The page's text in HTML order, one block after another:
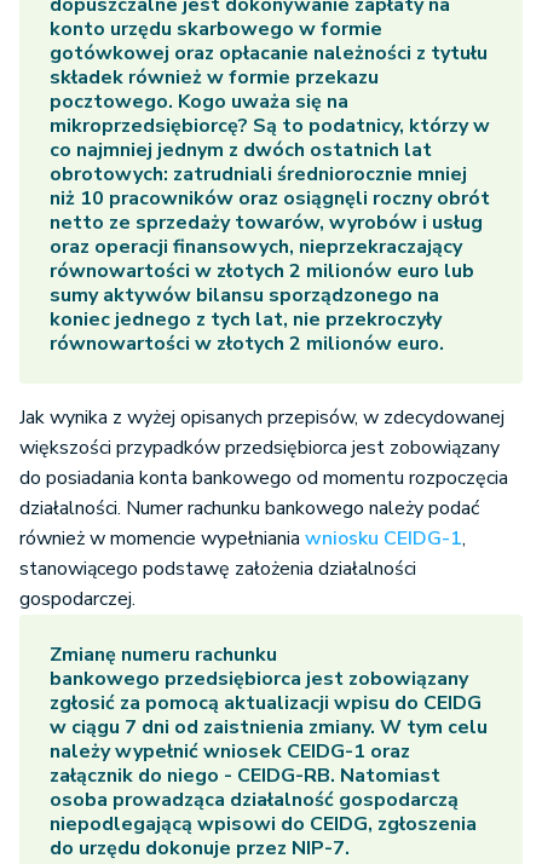
konto urzędu skarbowego w formie
gotówkowej oraz opłacanie należności z tytułu
składek również w formie przekazu
pocztowego. Kogo uważa się na
mikroprzedsiębiorcę? Są to podatnicy, którzy w
co najmniej jednym z dwóch ostatnich lat
obrotowych: zatrudniali średniorocznie mniej
niż 10 pracowników oraz osiągnęli roczny obrót
netto ze sprzedaży towarów, wyrobów i usług
oraz operacji finansowych, nieprzekraczający
równowartości w złotych 2 milionów euro lub
sumy aktywów bilansu sporządzonego na
koniec jednego z tych lat, nie przekroczyły
równowartości w złotych 2 milionów euro.
Jak wynika z wyżej opisanych przepisów, w zdecydowanej
większości przypadków przedsiębiorca jest zobowiązany
do posiadania konta bankowego od momentu rozpoczęcia
działalności. Numer rachunku bankowego należy podać
również w momencie wypełniania wniosku CEIDG-1,
stanowiącego podstawę założenia działalności
gospodarczej.
Zmianę numeru rachunku
bankowego przedsiębiorca jest zobowiązany
zgłosić za pomocą aktualizacji wpisu do CEIDG
w ciągu 7 dni od zaistnienia zmiany. W tym celu
należy wypełnić wniosek CEIDG-1 oraz
załącznik do niego - CEIDG-RB. Natomiast
osoba prowadząca działalność gospodarczą
niepodlegającą wpisowi do CEIDG, zgłoszenia
do urzędu dokonuje przez NIP-7.